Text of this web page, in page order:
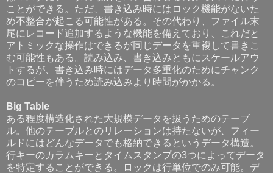
ことができる。ただ、書き込み時にはロック機能がないた
め不整合が起こる可能性がある。その代わり、ファイル末
尾にレコード追加するような機能を備えており、これだと
アトミックな操作はできるが同じデータを重複して書きこ
む可能性もある。読み込み、書き込みともにスケールアウ
トするが、書き込み時にはデータ多重化のためにチャンク
のコピーを伴うため読み込みより時間がかかる。
Big Table
ある程度構造化された大規模データを扱うためのテーブ
ル。他のテーブルとのリレーションは持たないが、フィー
ルドにはどんなデータでも格納できるというデータ構造。
行キーのカラムキーとタイムスタンプの3つによってデータ
を特定することができる。ロックは行単位でのみ可能。デ